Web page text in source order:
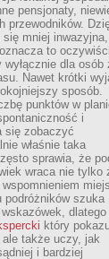
pensjonaty,
przewodników.
mniej
to
dla osób
Nawet krótki
sposób.
punktów w
i
się zobaczyć
właśnie taka
sprawia, że
wraca nie tylko
podróżników szuka
dlatego
który
także uczy, jak
i bardziej